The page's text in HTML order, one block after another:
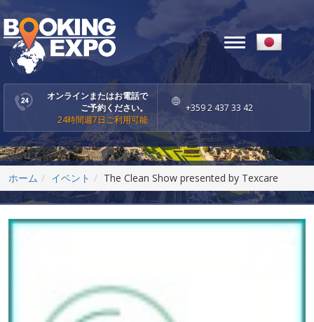
オンラインまたはお電話で
ご予約ください。
24時間週7日ご利用可能
+359 2 437 33 42
Toggle
navigation
ホーム イベント The Clean Show presented by Texcare